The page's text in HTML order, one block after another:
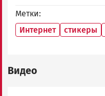
Метки
Интернет
стикеры
Видео